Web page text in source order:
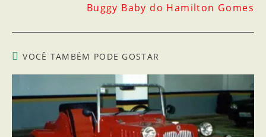
Buggy Baby do Hamilton Gomes
VOCÊ TAMBÉM PODE GOSTAR